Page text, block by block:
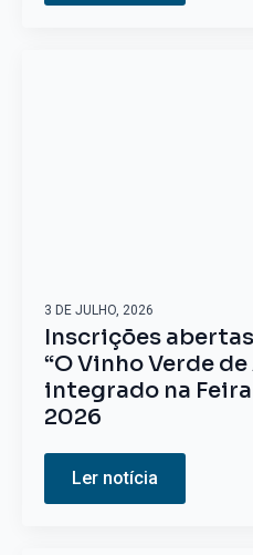
Inscrições
“O Vinho Verde
integrado na
2026
3 DE JULHO, 2026
Ler notícia